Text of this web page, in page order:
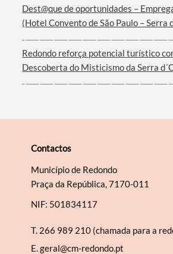
Dest@que de oportunidades –
(Hotel Convento de São Paulo – Serra
Redondo reforça potencial turístico
Descoberta do Misticismo da Serra
Contactos
Município de Redondo
Praça da República, 7170-011
NIF: 501834117
T. 266 989 210 (chamada para a
E.geral@cm-redondo.pt